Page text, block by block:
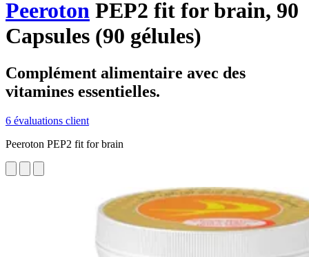
Peeroton PEP2 fit for brain, 90
Capsules (90 gélules)
Complément alimentaire avec des
vitamines essentielles.
6 évaluations client
Peeroton PEP2 fit for brain